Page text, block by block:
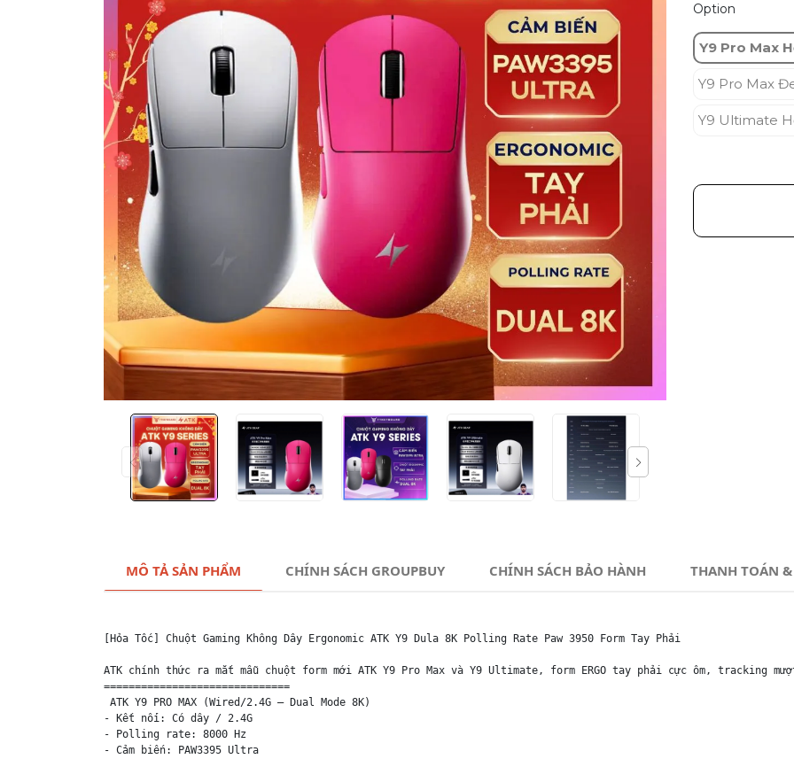
Option
Y9 Pro Max
Y9 Pro Max
Y9 Ultimate
MÔ TẢ SẢN PHẨM CHÍNH SÁCH GROUPBUY CHÍNH SÁCH BẢO HÀNH THANH TOÁN
[Hỏa Tốc] Chuột Gaming Không Dây Ergonomic ATK Y9 Dula 8K Polling Rate Paw 3950 Form Tay Phải
ATK chính thức ra mắt mẫu chuột form mới ATK Y9 Pro Max và Y9 Ultimate, form ERGO tay phải cực ôm, tracking
==============================
ATK Y9 PRO MAX (Wired/2.4G – Dual Mode 8K)
- Kết nối: Có dây / 2.4G
- Polling rate: 8000 Hz
- Cảm biến: PAW3395 Ultra